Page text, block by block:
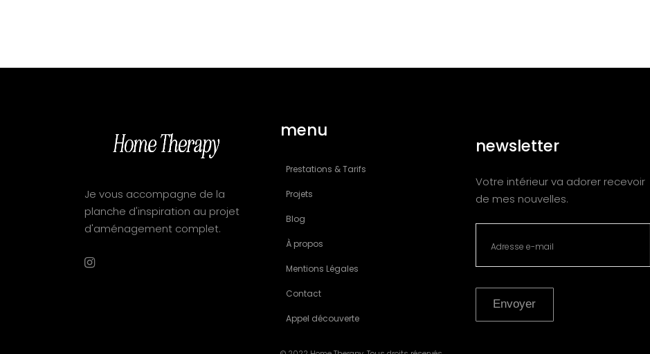
Je vous accompagne de la
planche d'inspiration au projet
d'aménagement complet.
menu
Prestations & Tarifs
Projets
Blog
À propos
Mentions Légales
Contact
Appel découverte
newsletter
Votre intérieur va adorer recevoir
de mes nouvelles.
Envoyer